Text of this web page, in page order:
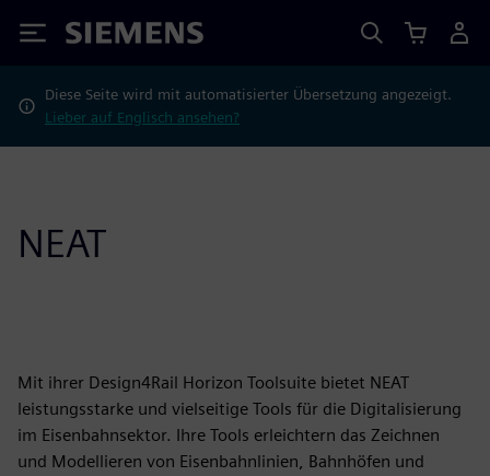
Siemens
Diese Seite wird mit automatisierter Übersetzung angezeigt.
Lieber auf Englisch ansehen?
NEAT
Mit ihrer Design4Rail Horizon Toolsuite bietet NEAT
leistungsstarke und vielseitige Tools für die Digitalisierung
im Eisenbahnsektor. Ihre Tools erleichtern das Zeichnen
und Modellieren von Eisenbahnlinien, Bahnhöfen und